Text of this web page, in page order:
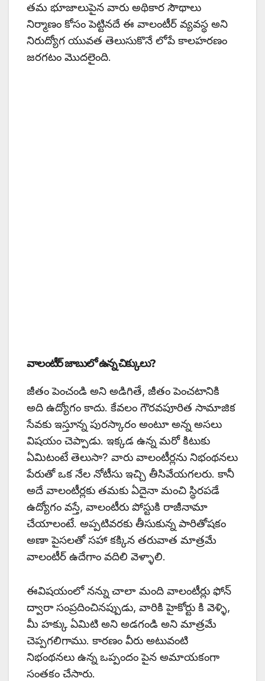
తమ భూజాలుపైన వారు అథికార సౌథాలు
నిర్మాణం కోసం పెట్టినదే ఈ వాలంటీర్ వ్యవస్థ అని
నిరుద్యోగ యువత తెలుసుకొనే లోపే కాలహరణం
జరగటం మొదలైంది.
వాలంటీర్ జాబులో ఉన్న చిక్కులు?
జీతం పెంచండి అని అడిగితే, జీతం పెంచటానికి
అది ఉద్యోగం కాదు. కేవలం గౌరవపూరిత సామాజిక
సేవకు ఇస్తూన్న పురస్కారం అంటూ అన్న అసలు
విషయం చెప్పాడు. ఇక్కడ ఉన్న మరో కిటుకు
ఏమిటంటే తెలుసా? వారు వాలంటీర్లను నిభంథనలు
పేరుతో ఒక నేల నోటీసు ఇచ్చి తీసివేయగలరు. కానీ
అదే వాలంటీర్లకు తమకు ఏదైనా మంచి స్థిరపడే
ఉద్యోగం వస్తే, వాలంటీరు పోస్టుకి రాజీనామా
చేయాలంటే. అప్పటివరకు తీసుకున్న పారితోషకం
అణా పైసలతో సహా కక్కిన తరువాత మాత్రమే
వాలంటీర్ ఉదేగాం వదిలి వెళ్ళాలి.
ఈవిషయంలో నన్ను చాలా మంది వాలంటీర్లు ఫోన్
ద్వారా సంప్రదించినప్పుడు, వారికి హైకోర్టు కి వెళ్ళి,
మీ హక్కు ఏమిటి అని అడగండి అని మాత్రమే
చెప్పగలిగాము. కారణం వీరు అటువంటి
నిభంథనలు ఉన్న ఒప్పందం పైన అమాయకంగా
సంతకం చేసారు.